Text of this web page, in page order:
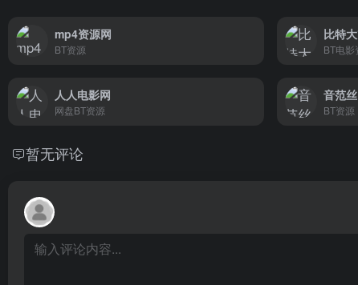
mp4资源网
BT资源
比特
BT电影
人人电影网
网盘BT资源
音范丝
BT资源
暂无评论